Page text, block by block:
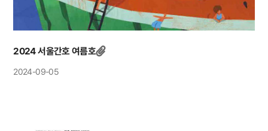
2024 서울간호 여름호
2024-09-05